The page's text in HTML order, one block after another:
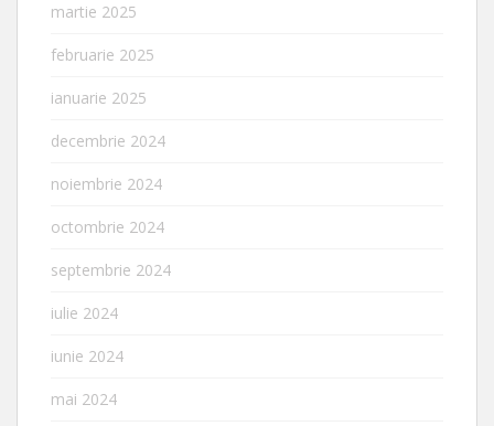
martie 2025
februarie 2025
ianuarie 2025
decembrie 2024
noiembrie 2024
octombrie 2024
septembrie 2024
iulie 2024
iunie 2024
mai 2024